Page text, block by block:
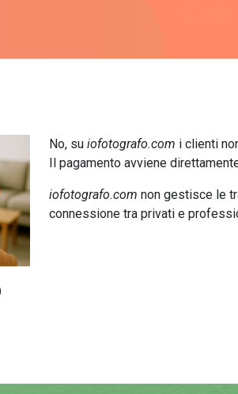
No, su iofotografo.com i clienti
Il pagamento avviene
iofotografo.com non gestisce le
connessione tra privati e